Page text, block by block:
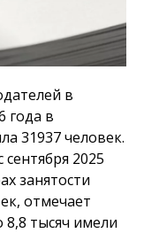
в
года в
31937 человек.
2025
занятости
отмечает
8,8 тысяч имели